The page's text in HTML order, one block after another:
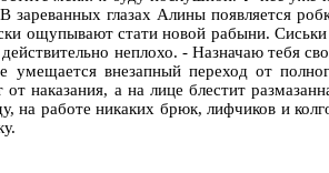
глазах Алины появляется
ощупывают стати новой рабыни.
неплохо. - Назначаю тебя
внезапный переход от
наказания, а на лице блестит
на работе никаких брюк, лифчиков и